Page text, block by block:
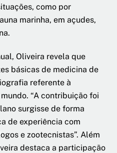
como por
marinha, em açudes,
Oliveira revela que
básicas de medicina de
referente à
“A contribuição foi
surgisse de forma
de experiência com
e zootecnistas”. Além
destaca a participação